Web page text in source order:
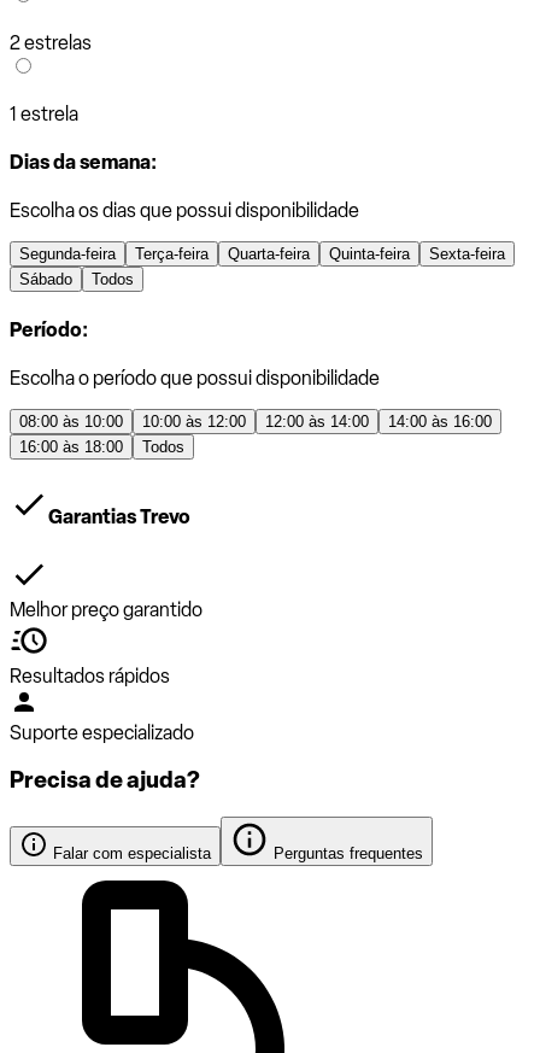
2 estrelas
1 estrela
Dias da semana:
Escolha os dias que possui disponibilidade
Segunda-feira Terça-feira Quarta-feira Quinta-feira
Sexta-feira
Sábado
Todos
Período:
Escolha o período que possui disponibilidade
08:00 às 10:00 10:00 às 12:00 12:00 às 14:00
14:00 às 16:00
16:00 às 18:00
Todos
Garantias Trevo
Melhor preço garantido
Resultados rápidos
Suporte especializado
Precisa de ajuda?
Falar com especialista Perguntas frequentes